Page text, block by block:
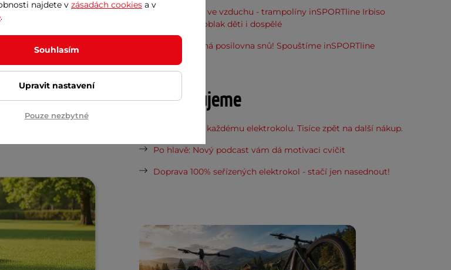
zásuvky (220-240V),
k akci.
různé sportovní i
zábavu! Cvičit na
Airstuntvzít k vodě
Nová sezóna ve vzduchu - trampolíny inSPORTline Irbiso
vynesou do oblak děti i dospělé
Vaše dostupná posilovna snů! Spouštíme inSPORTline
Doporučujeme
Cashback ke každému elektrokolu. Tisíce zpět na další nákup.
Po hlavě: Nový podcast vám dá motivaci cvičit
Doprava 100% seřízených elektrokol - stačí jen nasednout!
najdete v zásadách cookies a v
.
Souhlasím
Upravit nastavení
Pouze nezbytné